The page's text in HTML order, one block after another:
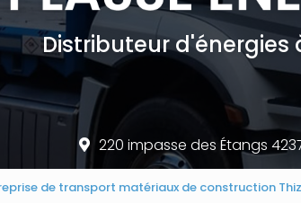
Conseils et informations
Distributeur d'énergies
220 impasse des Étangs
de transport matériaux de construction